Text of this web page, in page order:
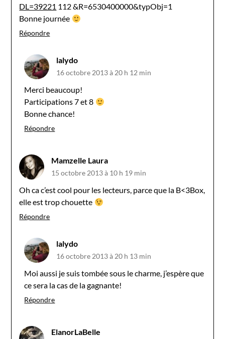
DL=39221 112 &R=6530400000&typObj=1
Bonne journée
Répondre
lalydo
16 octobre 2013 à 20 h 12 min
Merci beaucoup!
Participations 7 et 8
Bonne chance!
Répondre
Mamzelle Laura
15 octobre 2013 à 10 h 19 min
Oh ca c’est cool pour les lecteurs, parce que la B<3Box,
elle est trop chouette
Répondre
lalydo
16 octobre 2013 à 20 h 13 min
Moi aussi je suis tombée sous le charme, j’espère que
ce sera la cas de la gagnante!
Répondre
ElanorLaBelle